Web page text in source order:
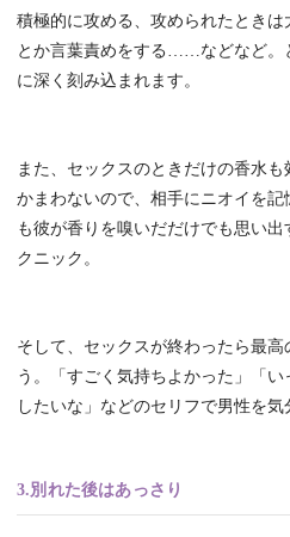
積極的に攻める、攻められたときは
とか言葉責めをする……などなど。
に深く刻み込まれます。
また、セックスのときだけの香水
かまわないので、相手にニオイを
も彼が香りを嗅いだだけでも思い
クニック。
そして、セックスが終わったら最
う。「すごく気持ちよかった」「い
したいな」などのセリフで男性を気
3.別れた後はあっさり